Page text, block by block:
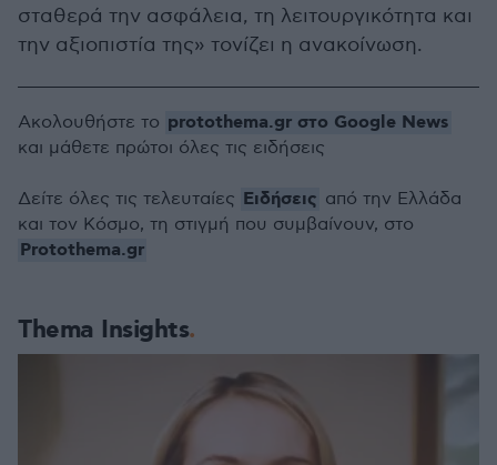
σταθερά την ασφάλεια, τη λειτουργικότητα και
την αξιοπιστία της» τονίζει η ανακοίνωση.
Thema Insights
Ακολουθήστε το protothema.gr στο Google News
και μάθετε πρώτοι όλες τις ειδήσεις
Δείτε όλες τις τελευταίες Ειδήσεις από την Ελλάδα
και τον Κόσμο, τη στιγμή που συμβαίνουν, στο
Protothema.gr